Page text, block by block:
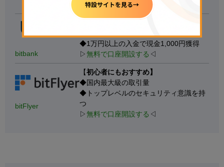
▷無料で口座開設する ◁
bitbank
◆40種類以上の銘柄を用意
◆1万円以上の入金で現金1,000円獲得
▷無料で口座開設する ◁
bitFlyer
【初心者にもおすすめ】
◆国内最大級の取引量
◆トップレベルのセキュリティ意識を持
つ
▷無料で口座開設する ◁